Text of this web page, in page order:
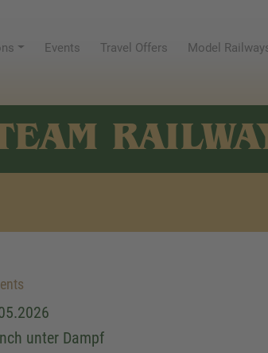
Events Travel Offers Model
unter Dampf